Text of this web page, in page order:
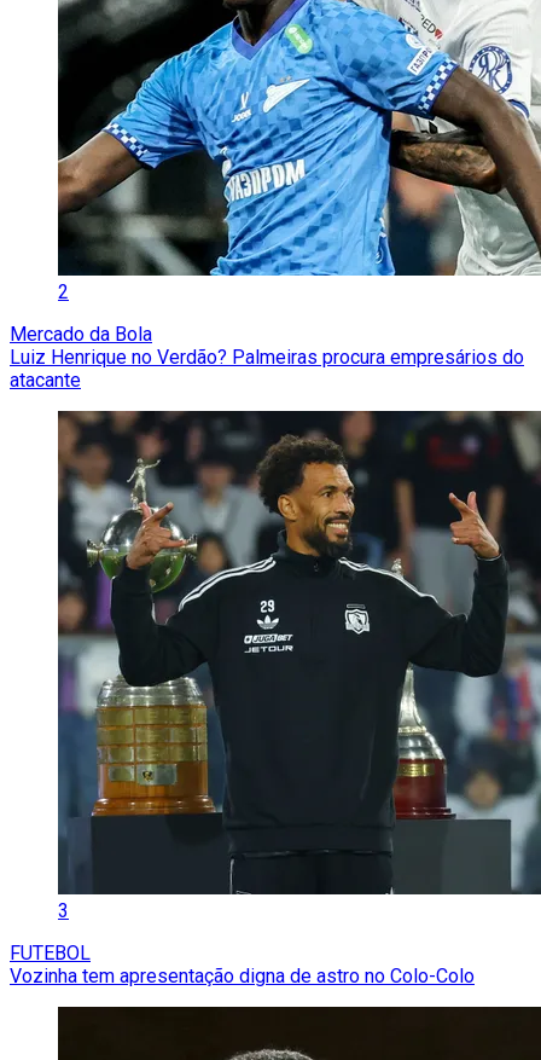
2
Mercado da Bola
Luiz Henrique no Verdão? Palmeiras procura empresários do
atacante
3
FUTEBOL
Vozinha tem apresentação digna de astro no Colo-Colo